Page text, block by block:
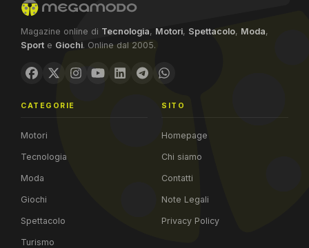
Magazine online di Tecnologia, Motori, Spettacolo, Moda,
Sport e Giochi. Online dal 2005.
CATEGORIE
Motori
Tecnologia
Moda
Giochi
Spettacolo
Turismo
SITO
Homepage
Chi siamo
Contatti
Note Legali
Privacy Policy